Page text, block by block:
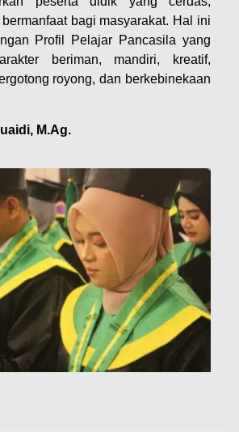
bagi masyarakat. Hal ini
Profil Pelajar Pancasila yang
beriman, mandiri, kreatif,
royong, dan berkebinekaan
M.Ag.